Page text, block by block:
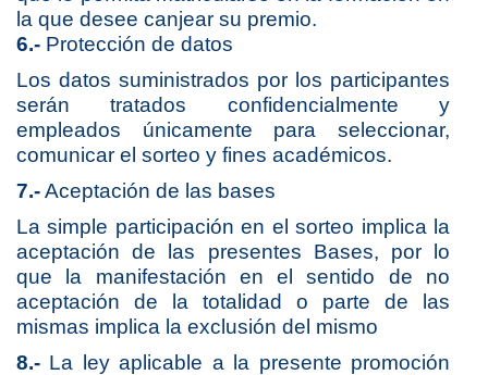
la que desee canjear su premio.
6.- Protección de datos
Los datos suministrados por los participantes
serán tratados confidencialmente y
empleados únicamente para seleccionar,
comunicar el sorteo y fines académicos.
7.-Aceptación de las bases
La simple participación en el sorteo implica la
aceptación de las presentes Bases, por lo
que la manifestación en el sentido de no
aceptación de la totalidad o parte de las
mismas implica la exclusión del mismo
8.- La ley aplicable a la presente promoción